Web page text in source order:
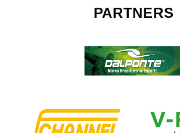
PARTNERS